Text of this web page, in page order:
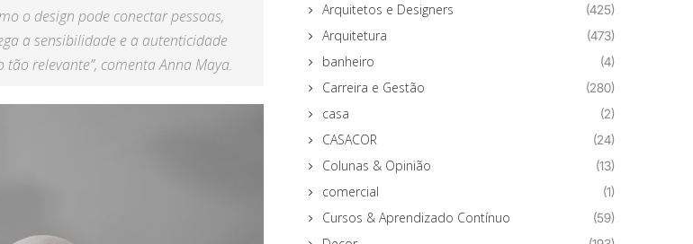
o design pode conectar pessoas,
a sensibilidade e a autenticidade
relevante”, comenta Anna Maya.
Arquitetos e Designers (425)
Arquitetura (473)
banheiro (4)
Carreira e Gestão (280)
casa (2)
CASACOR (24)
Colunas & Opinião (13)
comercial (1)
Cursos & Aprendizado Contínuo (59)